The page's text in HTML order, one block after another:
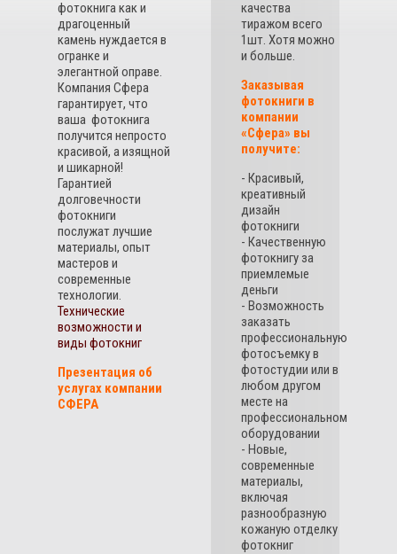
фотокнига как и
драгоценный
камень нуждается в
огранке и
элегантной оправе.
Компания Сфера
гарантирует, что
ваша фотокнига
получится непросто
красивой, а изящной
и шикарной!
Гарантией
долговечности
фотокниги
послужат лучшие
материалы, опыт
мастеров и
современные
технологии.
Технические
возможности и
виды фотокниг
Презентация об
услугах компании
СФЕРА
качества
тиражом всего
1шт. Хотя можно
и больше.
Заказывая
фотокниги в
компании
«Сфера» вы
получите:
- Красивый,
креативный
дизайн
фотокниги
- Качественную
фотокнигу за
приемлемые
деньги
- Возможность
заказать
профессиональную
фотосъемку в
фотостудии или в
любом другом
месте на
профессиональном
оборудовании
- Новые,
современные
материалы,
включая
разнообразную
кожаную отделку
фотокниг